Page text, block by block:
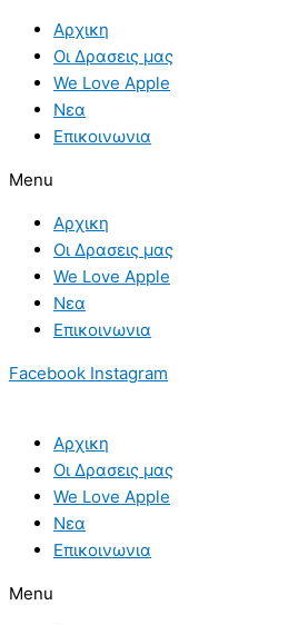
content
Αρχικη
Οι Δρασεις μας
We Love Apple
Νεα
Επικοινωνια
Menu
Αρχικη
Οι Δρασεις μας
We Love Apple
Νεα
Επικοινωνια
Facebook Instagram
Αρχικη
Οι Δρασεις μας
We Love Apple
Νεα
Επικοινωνια
Menu